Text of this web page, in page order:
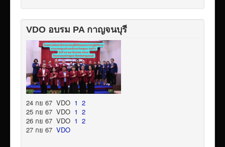
VDO อบรม PA กาญจนบุรี
24 กย 67 VDO 1 2
25 กย 67 VDO 1 2
26 กย 67 VDO 1 2
27 กย 67 VDO